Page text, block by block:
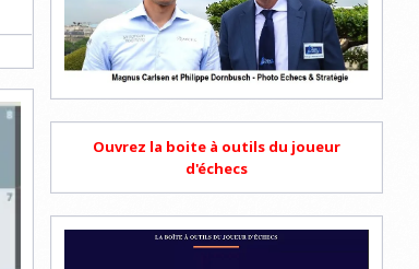
Ouvrez la boite à outils du joueur
d'échecs